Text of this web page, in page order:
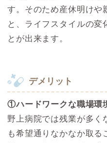
す。そのため産休明けや
と、ライフスタイルの変
とが出来ます。
デメリット
①ハードワークな職場環
野上病院では残業が多く
も希望通りなかなか取る